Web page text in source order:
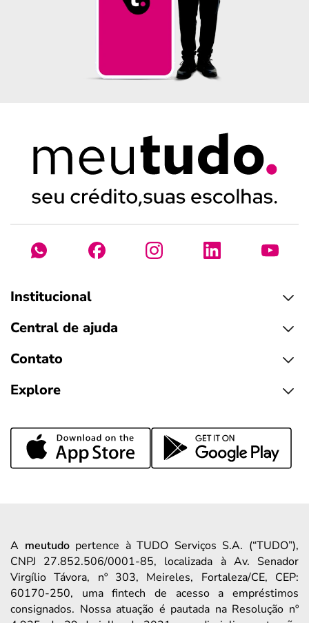
Institucional
Central de ajuda
Contato
Explore
A meutudopertence à TUDO Serviços S.A. (“TUDO”),
CNPJ 27.852.506/0001-85, localizada à Av. Senador
Virgílio Távora, nº 303, Meireles, Fortaleza/CE, CEP:
60170-250, uma fintech de acesso a empréstimos
consignados. Nossa atuação é pautada na Resolução nº